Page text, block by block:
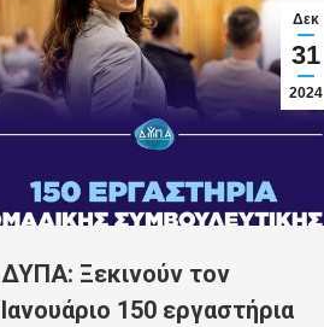
Δεκ
31
2024
ΔΥΠΑ: Ξεκινούν τον
Ιανουάριο 150 εργαστήρια